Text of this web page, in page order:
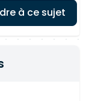
à ce sujet